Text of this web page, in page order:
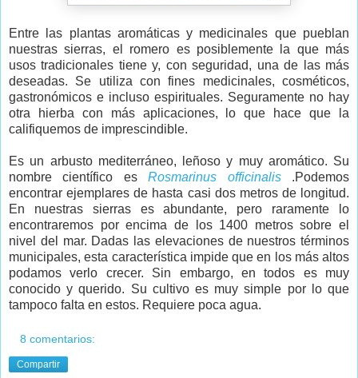
Entre las plantas aromáticas y medicinales que pueblan
nuestras sierras, el romero es posiblemente la que más
usos tradicionales tiene y, con seguridad, una de las más
deseadas. Se utiliza con fines medicinales, cosméticos,
gastronómicos e incluso espirituales. Seguramente no hay
otra hierba con más aplicaciones, lo que hace que la
califiquemos de imprescindible.
Es un arbusto mediterráneo, leñoso y muy aromático. Su
nombre científico esRosmarinus officinalis.Podemos
encontrar ejemplares de hasta casi dos metros de longitud.
En nuestras sierras es abundante, pero raramente lo
encontraremos por encima de los 1400 metros sobre el
nivel del mar. Dadas las elevaciones de nuestros términos
municipales, esta característica impide que en los más altos
podamos verlo crecer. Sin embargo, en todos es muy
conocido y querido. Su cultivo es muy simple por lo que
tampoco falta en estos. Requiere poca agua.
8 comentarios:
Compartir